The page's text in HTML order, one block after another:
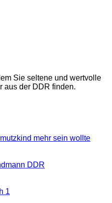
Sie seltene und wertvolle
aus der DDR finden.
mehr sein wollte
DDR
1